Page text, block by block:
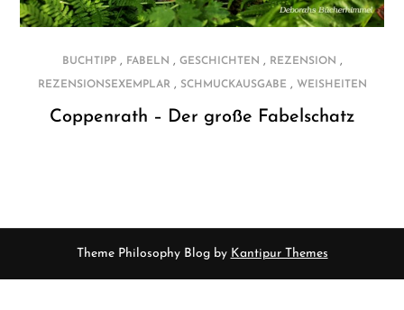
BUCHTIPP, FABELN , GESCHICHTEN , REZENSION ,
REZENSIONSEXEMPLAR, SCHMUCKAUSGABE , WEISHEITEN
Coppenrath – Der große Fabelschatz
Theme Philosophy Blog by Kantipur Themes